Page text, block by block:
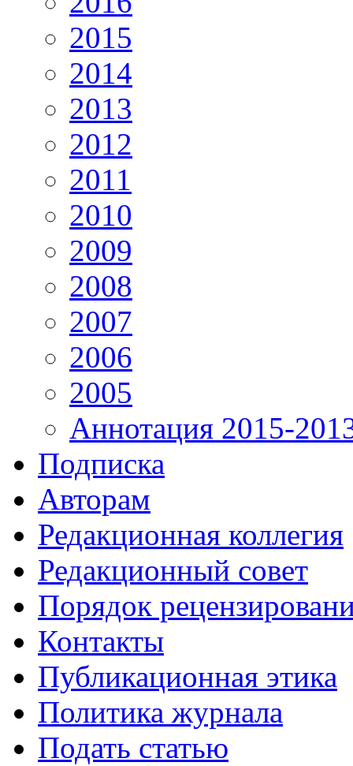
2015
2014
2013
2012
2011
2010
2009
2008
2007
2006
2005
Аннотация 2015-
Подписка
Авторам
Редакционная коллегия
Редакционный совет
Порядок
Контакты
Публикационная этика
Политика журнала
Подать статью